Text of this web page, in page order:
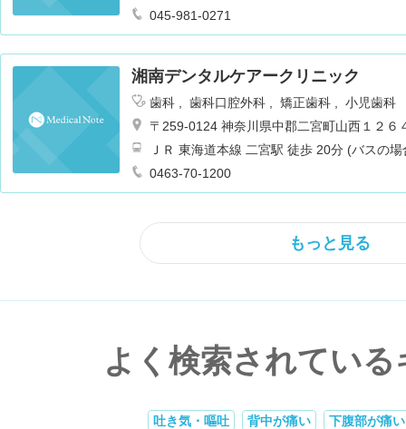
045-981-0271
湘南デンタルケアークリニック
歯科 歯科口腔外科 矯正歯科
小児歯科
〒259-0124 神奈川県中郡二宮町山西１２６
ＪＲ 東海道本線 二宮駅 徒歩 20分 (バスの
0463-70-1200
もっと見る
よく検索されてい
吐き気・嘔吐 背中が痛い 下腹部が痛い